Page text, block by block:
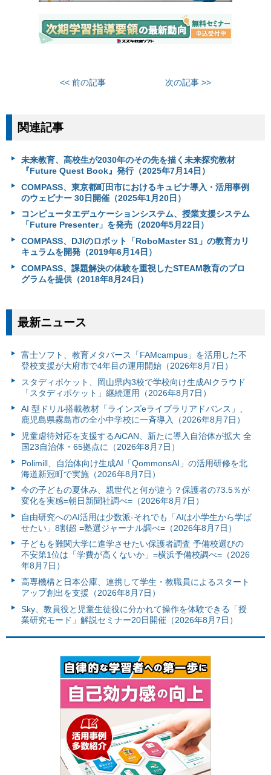
<< 前の記事 次の記事 >>
関連記事
未来教育、高校生が2030年のその先を描く未来探究教材
『Future Quest Book』発行（2025年7月14日）
COMPASS、東京都町田市におけるキュビナ導入・活用事例
のウェビナー 30日開催（2025年1月20日）
コンピュータエデュケーションシステム、授業支援システム
「Future Presenter」を発売（2020年5月22日）
COMPASS、DJIのロボット「RoboMaster S1」の教育カリ
キュラムを開発（2019年6月14日）
COMPASS、課題解決の体験を重視したSTEAM教育のプロ
グラムを提供（2018年8月24日）
最新ニュース
富⼠ソフト、教育メタバース「FAMcampus」を活用した不
登校支援が大府市で4年目の運用開始（2026年8月7日）
スタディポケット、岡山県内3校で学校向け生成AIクラウド
「スタディポケット」継続運用（2026年8月7日）
AI 型ドリル搭載教材「ラインズeライブラリアドバンス」、
鹿児島県霧島市の全小中学校に一斉導入（2026年8月7日）
児童虐待対応を支援するAiCAN、新たに導入自治体が拡大 全
国23自治体・65拠点に（2026年8月7日）
Polimill、自治体向け生成AI「QommonsAI」の活用研修を北
海道新冠町で実施（2026年8月7日）
今の子どもの夏休み、親世代と何が違う？保護者の73.5％が
変化を実感=朝日新聞社調べ=（2026年8月7日）
自由研究へのAI活用は少数派-それでも「AIは小学生から学ば
せたい」8割超 =塾選ジャーナル調べ=（2026年8月7日）
子どもを難関大学に進学させたい保護者調査 予備校選びの
不安第1位は「学費が高くないか」=横浜予備校調べ=（2026
年8月7日）
高専機構と日本公庫、連携して学生・教職員によるスタート
アップ創出を支援（2026年8月7日）
Sky、教員役と児童生徒役に分かれて操作を体験できる「授
業研究モード」解説セミナー20日開催（2026年8月7日）